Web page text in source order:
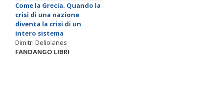
Come la Grecia. Quando la
crisi di una nazione
diventa la crisi di un
intero sistema
Dimitri Deliolanes
FANDANGO LIBRI